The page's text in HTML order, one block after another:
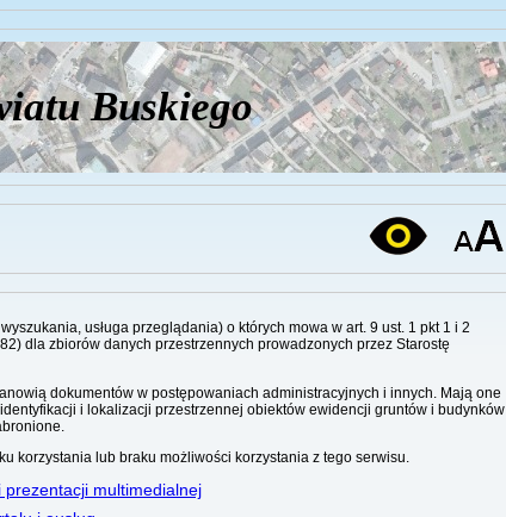
Buskiego
usługa przeglądania) o których mowa w art. 9 ust. 1 pkt 1 i 2
dla zbiorów danych przestrzennych prowadzonych przez Starostę
dokumentów w postępowaniach administracyjnych i innych. Mają one
i lokalizacji przestrzennej obiektów ewidencji gruntów i budynków
korzystania lub braku możliwości korzystania z tego serwisu.
prezentacji multimedialnej